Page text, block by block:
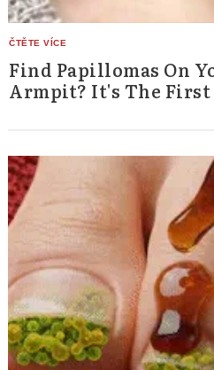
Find Papillomas On
Armpit? It's The First